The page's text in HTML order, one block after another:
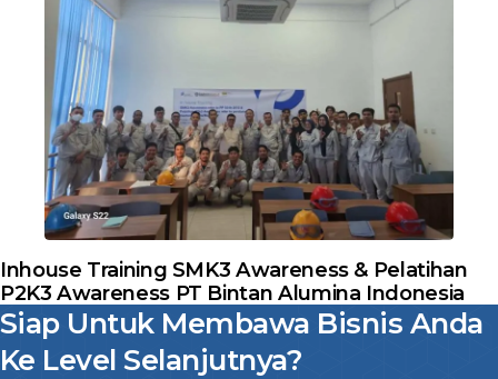
Inhouse Training SMK3 Awareness & Pelatihan
P2K3 Awareness PT Bintan Alumina Indonesia
Siap Untuk Membawa Bisnis Anda
Ke Level Selanjutnya?